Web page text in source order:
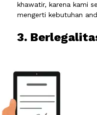
khawatir, karena kami
mengerti kebutuhan
3.